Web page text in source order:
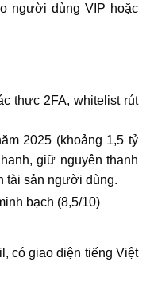
người dùng VIP hoặc
thực 2FA, whitelist rút
2025 (khoảng 1,5 tỷ
giữ nguyên thanh
tài sản người dùng.
bạch (8,5/10)
có giao diện tiếng Việt